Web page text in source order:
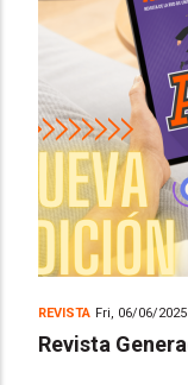
REVISTA Fri, 06/06/
Revista